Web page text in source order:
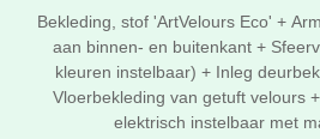
Bekleding, stof 'ArtVelours Eco' +
aan binnen- en buitenkant +
kleuren instelbaar) + Inleg
Vloerbekleding van getuft velours
elektrisch instelbaar met